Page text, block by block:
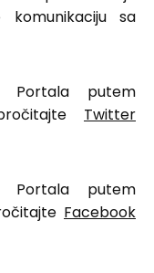
sa
Portala putem
Twitter
Portala putem
Facebook